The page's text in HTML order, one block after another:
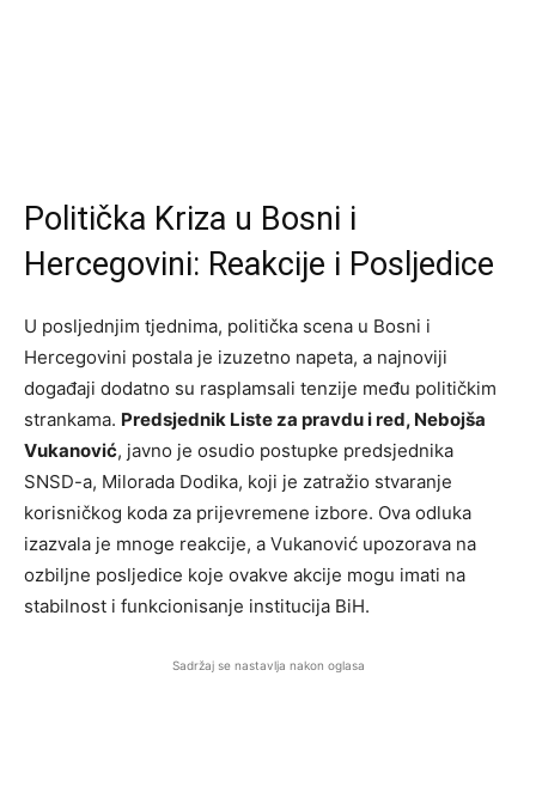
Politička Kriza u Bosni i
Hercegovini: Reakcije i Posljedice
U posljednjim tjednima, politička scena u Bosni i
Hercegovini postala je izuzetno napeta, a najnoviji
događaji dodatno su rasplamsali tenzije među političkim
strankama. Predsjednik Liste za pravdu i red, Nebojša
Vukanović, javno je osudio postupke predsjednika
SNSD-a, Milorada Dodika, koji je zatražio stvaranje
korisničkog koda za prijevremene izbore. Ova odluka
izazvala je mnoge reakcije, a Vukanović upozorava na
ozbiljne posljedice koje ovakve akcije mogu imati na
stabilnost i funkcionisanje institucija BiH.
Sadržaj se nastavlja nakon oglasa